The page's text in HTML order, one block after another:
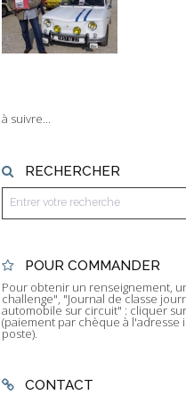
à suivre...
RECHERCHER
POUR COMMANDER
Pour obtenir un renseignement,
challenge", "Journal de classe
automobile sur circuit" : cliquer
(paiement par chèque à
poste).
CONTACT